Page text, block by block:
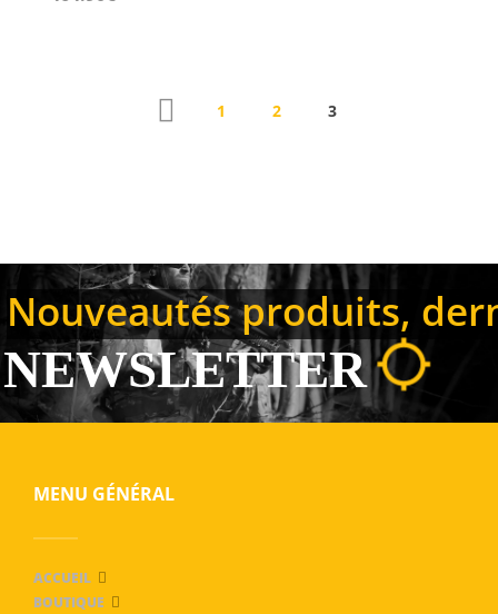
1 2 3
Nouveautés produits,
NEWSLETTER
MENU GÉNÉRAL
ACCUEIL
BOUTIQUE